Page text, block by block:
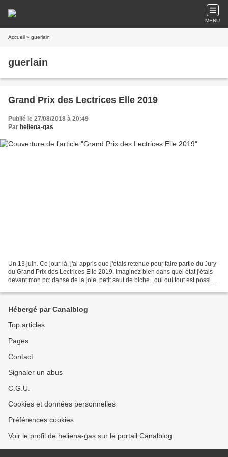
MENU
Accueil » guerlain
guerlain
Grand Prix des Lectrices Elle 2019
Publié le 27/08/2018 à 20:49
Par heliena-gas
Un 13 juin. Ce jour-là, j'ai appris que j'étais retenue pour faire partie du Jury
du Grand Prix des Lectrices Elle 2019. Imaginez bien dans quel état j'étais
devant mon pc: danse de la joie, petit saut de biche...oui oui tout est possible
Hébergé par Canalblog
Top articles
Pages
Contact
Signaler un abus
C.G.U.
Cookies et données personnelles
Préférences cookies
Voir le profil de heliena-gas sur le portail Canalblog